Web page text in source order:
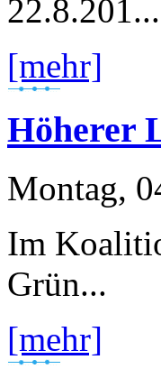
22.8.201...
[mehr]
Höherer
Montag,
Im
Grün...
[mehr]